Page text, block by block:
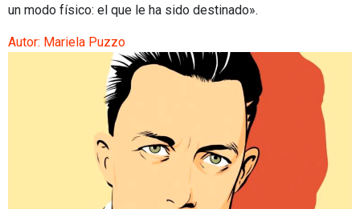
un modo físico: el que le ha sido destinado».
Autor: Mariela Puzzo